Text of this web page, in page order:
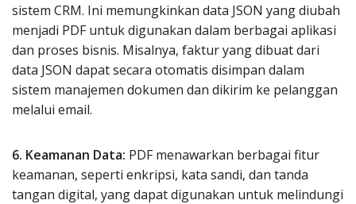
sistem CRM. Ini memungkinkan data JSON yang diubah
menjadi PDF untuk digunakan dalam berbagai aplikasi
dan proses bisnis. Misalnya, faktur yang dibuat dari
data JSON dapat secara otomatis disimpan dalam
sistem manajemen dokumen dan dikirim ke pelanggan
melalui email.
6. Keamanan Data: PDF menawarkan berbagai fitur
keamanan, seperti enkripsi, kata sandi, dan tanda
tangan digital, yang dapat digunakan untuk melindungi